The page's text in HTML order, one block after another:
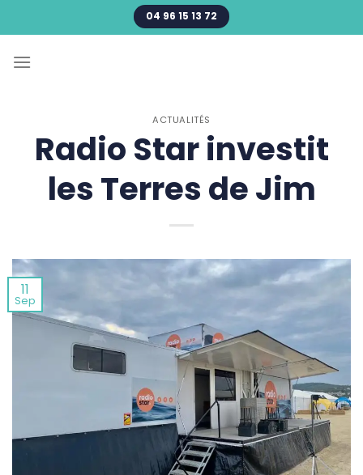
au
04 96 15 13 72
ACTUALITÉS
Radio Star investit
les Terres de Jim
11
Sep